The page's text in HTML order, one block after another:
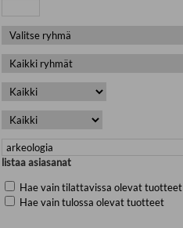
listaa asiasanat
Hae vain tilattavissa olevat tuotteet
Hae vain tulossa olevat tuotteet